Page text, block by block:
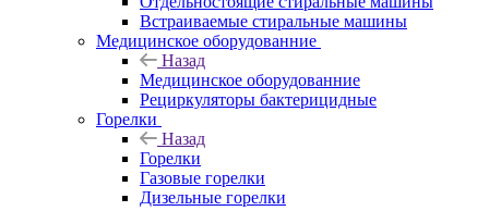
Встраиваемые стиральные машины
Медицинское оборудованние
Назад
Медицинское оборудованние
Рециркуляторы бактерицидные
Горелки
Назад
Горелки
Газовые горелки
Дизельные горелки